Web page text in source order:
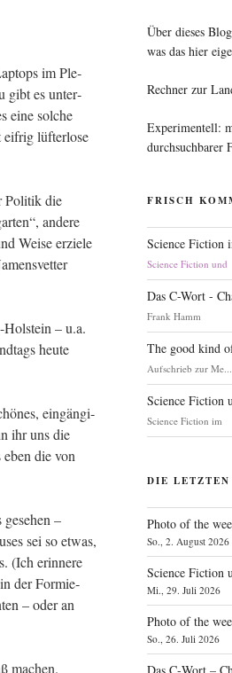
im Ple­
gibt es unter­
eine sol­che
eif­rig lüf­ter­lo­se
Poli­tik die
ande­re
Wei­se erzie­le
– u.a.
heu­te
ein­gän­gi­
ihr uns die
die von
–
sei so etwas,
(Ich erin­ne­re
der For­mie­
– oder an
machen.
Über dieses
was das hier
Rechner zur
Experimentell:
durchsuchbarer
FRISCH
Science Fiction
Science Fiction und
Das C-Wort -
Frank Hamm
The good kind
Aufschrieb zur Me...
Science Fiction
Science Fiction im
DIE
Photo of the
So., 2. August 2026
Science Fiction
Mi., 29. Juli 2026
Photo of the
So., 26. Juli 2026